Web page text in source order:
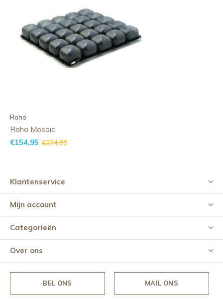
Roho
Roho Mosaic
€154,95 €174,95
Klantenservice
Mijn account
Categorieën
Over ons
BEL ONS MAIL ONS